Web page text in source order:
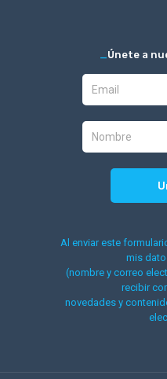
_Únete a
Al enviar este
mis
(nombre y correo
recibir
novedades y